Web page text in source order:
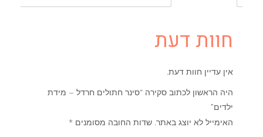
חוות דעת
אין עדיין חוות דעת.
היה הראשון לכתוב סקירה “סינר חתולים חרדל – מידת
ילדים”
האימייל לא יוצג באתר. שדות החובה מסומנים *